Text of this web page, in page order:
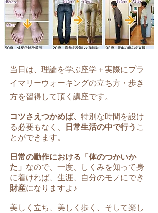
当日は、理論を学ぶ座学＋実際にプラ
イマリーウォーキングの立ち方・歩き
方を習得して頂く講座です。
コツさえつかめば、 特別な時間を設け
る必要もなく、
日常生活の中で行う こ
とができます。
日常の動作における「体のつかいか
た」 なので、一度、しくみを知って身
に着ければ、生涯、自分のモノにでき
財産になりますよ♪
美しく立ち、美しく歩く、そして楽し